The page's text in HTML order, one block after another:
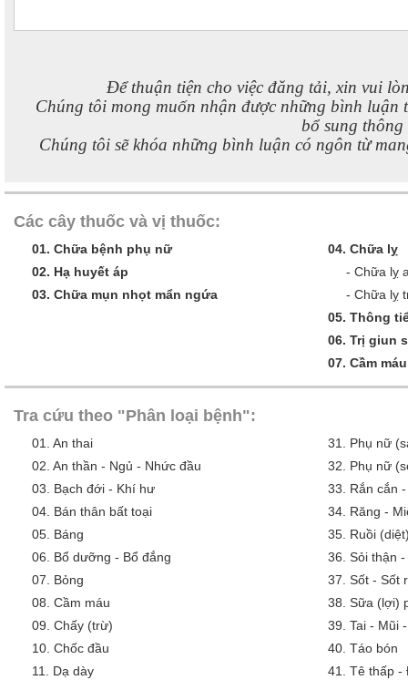
Để thuận tiện cho việc đăng tải, xin vui
Chúng tôi mong muốn nhận được những bình luận
bổ sung
Chúng tôi sẽ khóa những bình luận có ngôn từ
Các cây thuốc và vị thuốc:
01. Chữa bệnh phụ nữ
02. Hạ huyết áp
03. Chữa mụn nhọt mẩn ngứa
04. Chữa lỵ
- Chữa lỵ
- Chữa lỵ
05. Thông
06. Trị giun
07. Cầm máu
Tra cứu theo "Phân loại bệnh":
01. An thai
02. An thần - Ngủ - Nhức đầu
03. Bạch đới - Khí hư
04. Bán thân bất toại
05. Báng
06. Bổ dưỡng - Bổ đắng
07. Bỏng
08. Cầm máu
09. Chấy (trừ)
10. Chốc đầu
11. Dạ dày
31. Phụ nữ
32. Phụ nữ
33. Rắn cắn
34. Răng -
35. Ruồi
36. Sỏi thận
37. Sốt - Sốt
38. Sữa (lợi)
39. Tai - Mũi
40. Táo bón
41. Tê thấp -